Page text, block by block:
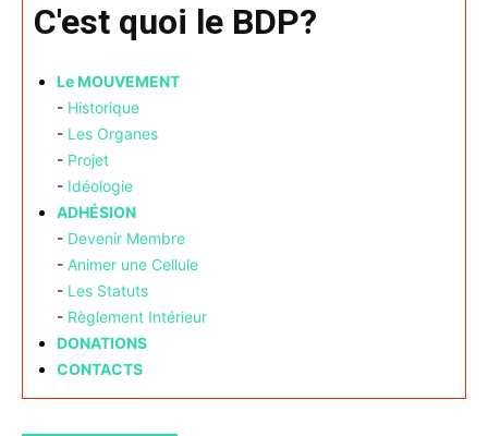
C'est quoi le BDP?
Le MOUVEMENT
- Historique
- Les Organes
- Projet
- Idéologie
ADHÉSION
- Devenir Membre
- Animer une Cellule
- Les Statuts
- Règlement Intérieur
DONATIONS
CONTACTS